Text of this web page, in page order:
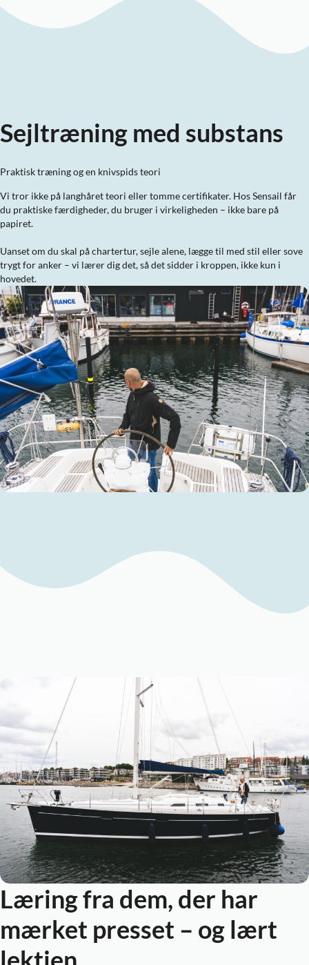
Sejltræning med substans
Praktisk træning og en knivspids teori
Vi tror ikke på langhåret teori eller tomme certifikater. Hos Sensail får
du praktiske færdigheder, du bruger i virkeligheden – ikke bare på
papiret.
Uanset om du skal på chartertur, sejle alene, lægge til med stil eller sove
trygt for anker – vi lærer dig det, så det sidder i kroppen, ikke kun i
hovedet.
Læring fra dem, der har
mærket presset – og lært